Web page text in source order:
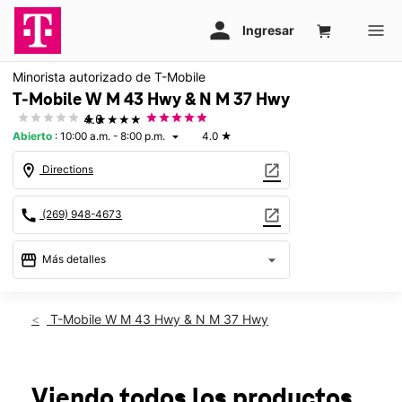
Minorista autorizado de T-Mobile
T-Mobile W M 43 Hwy & N M 37 Hwy
★★★★★
4.0
Abierto : 10:00 a.m. - 8:00 p.m. arrow_drop_down 4.0 ★
location_on Directions open_in_new
call (269) 948-4673 open_in_new
storefront Más detalles arrow_drop_down
Vie.:10:00 a.m. a 8:00 p.m.
Mar.:10:00 a.m. a 8:00 p.m.
T-Mobile W M 43 Hwy & N M 37 Hwy